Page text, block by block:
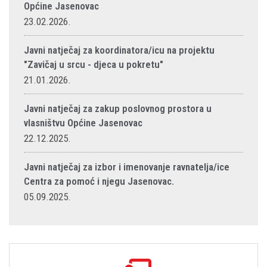
Općine Jasenovac
23.02.2026.
Javni natječaj za koordinatora/icu na projektu
"Zavičaj u srcu - djeca u pokretu"
21.01.2026.
Javni natječaj za zakup poslovnog prostora u
vlasništvu Općine Jasenovac
22.12.2025.
Javni natječaj za izbor i imenovanje ravnatelja/ice
Centra za pomoć i njegu Jasenovac.
05.09.2025.